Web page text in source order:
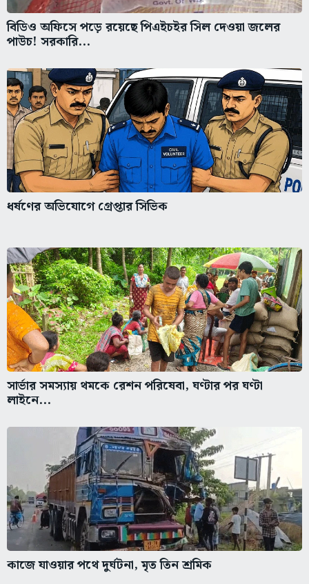
বিডিও অফিসে পড়ে রয়েছে পিএইচইর সিল দেওয়া জলের
পাউচ! সরকারি...
ধর্ষণের অভিযোগে গ্রেপ্তার সিভিক
সার্ভার সমস্যায় থমকে রেশন পরিষেবা, ঘণ্টার পর ঘণ্টা
লাইনে...
কাজে যাওয়ার পথে দুর্ঘটনা, মৃত তিন শ্রমিক